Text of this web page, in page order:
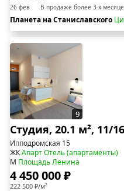
26 фев В продаже более 3-х
Планета на Станиславского
9
Студия, 20.1 м², 11/
Ипподромская 15
ЖКАпарт Отель (апартаменты)
М Площадь Ленина
4 450 000 ₽
222 500 ₽/м²